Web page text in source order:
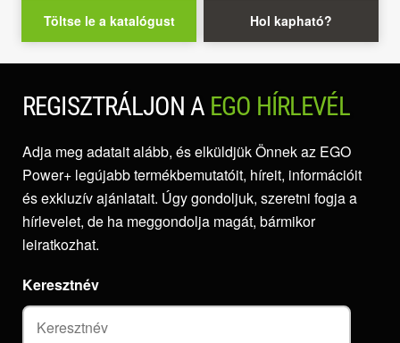
Töltse le a katalógust Hol kapható?
REGISZTRÁLJON A EGO HÍRLEVÉL
Adja meg adatait alább, és elküldjük Önnek az EGO
Power+ legújabb termékbemutatóit, híreit, információit
és exkluzív ajánlatait. Úgy gondoljuk, szeretni fogja a
hírlevelet, de ha meggondolja magát, bármikor
leiratkozhat.
Keresztnév